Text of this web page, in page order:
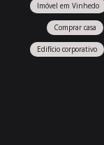
Imóvel em Vinhedo
Comprar casa
Edifício corporativo